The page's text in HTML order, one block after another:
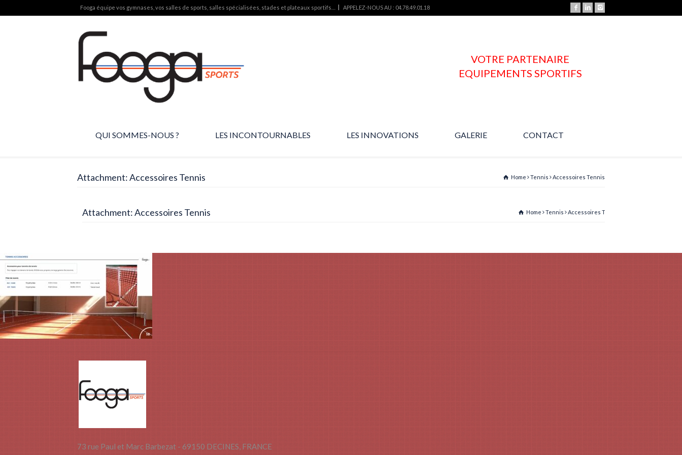
Fooga équipe vos gymnases, vos salles de sports, salles spécialisées, stades et plateaux sportifs… APPELEZ-NOUS AU : 04.78.49.01.18
VOTRE PARTENAIRE
EQUIPEMENTS SPORTIFS
QUI SOMMES-NOUS ? LES INCONTOURNABLES LES INNOVATIONS GALERIE CONTACT
Attachment: Accessoires Tennis Home Tennis Accessoires Tennis
Attachment: Accessoires Tennis Home Tennis Accessoires Tennis
73 rue Paul et Marc Barbezat - 69150 DECINES, FRANCE